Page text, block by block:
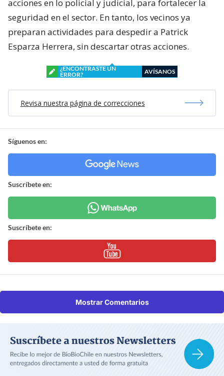
acciones en lo policial y judicial, para fortalecer la
seguridad en el sector. En tanto, los vecinos ya
preparan actividades para despedir a Patrick
Esparza Herrera, sin descartar otras acciones.
¿ENCONTRASTE UN
ERROR?
AVÍSANOS
Revisa nuestra página de correcciones
Síguenos en:
Suscríbete en:
Suscríbete en:
Mostrar Comentarios